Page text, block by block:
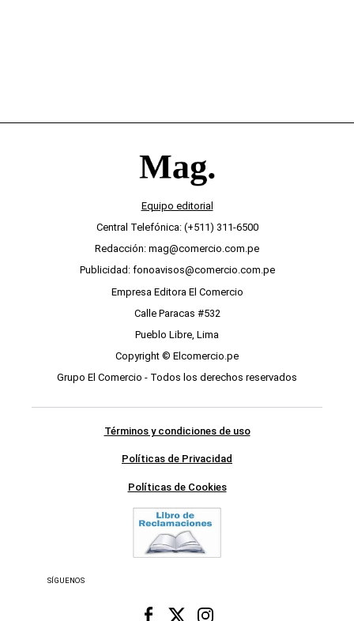
Equipo editorial
Central Telefónica: (+511) 311-6500
Redacción: mag@comercio.com.pe
Publicidad: fonoavisos@comercio.com.pe
Empresa Editora El Comercio
Calle Paracas #532
Pueblo Libre, Lima
Copyright © Elcomercio.pe
Grupo El Comercio - Todos los derechos reservados
Términos y condiciones de uso
Políticas de Privacidad
Políticas de Cookies
SÍGUENOS